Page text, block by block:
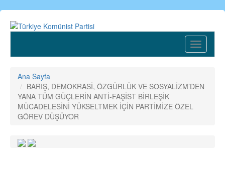
Ana
içeriğe
Toggle
Ana Sayfa
BARIŞ, DEMOKRASİ, ÖZGÜRLÜK VE SOSYALİZM’DEN
YANA TÜM GÜÇLERİN ANTİ-FAŞİST BİRLEŞİK
MÜCADELESİNİ YÜKSELTMEK İÇİN PARTİMİZE ÖZEL
GÖREV DÜŞÜYOR